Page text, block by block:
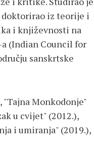
doktorirao iz teorije i
i književnosti na
(Indian Council for
sanskrtske
"Tajna Monkodonje"
u cvijet" (2012.),
i umiranja" (2019.),